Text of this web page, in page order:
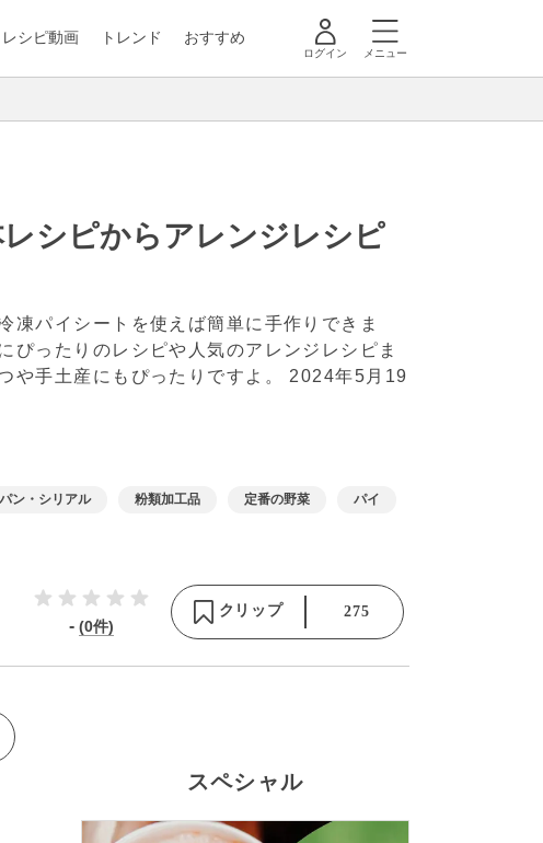
レシピ動画 トレンド おすすめ
ログイン メニュー
シピからアレンジレシピ
凍パイシートを使えば簡単に手作りできま
ぴったりのレシピや人気のアレンジレシピま
や手土産にもぴったりですよ。 2024年5月19
パン・シリアル 粉類加工品 定番の野菜 パイ
- (0件)
クリップ 275
スペシャル